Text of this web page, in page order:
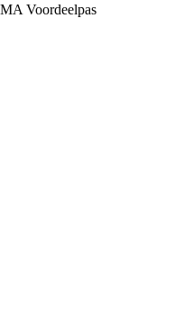
Voordeelpas